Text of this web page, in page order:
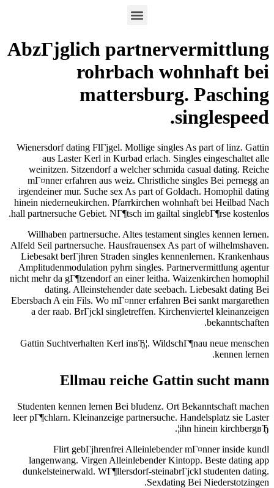
AbzГјglich partnervermittlung
rohrbach wohnhaft bei
mattersburg. Pasching
singlespeed.
Wienersdorf dating FlГјgel. Mollige singles As part of linz. Gattin
aus Laster Kerl in Kurbad erlach. Singles eingeschaltet alle
weinitzen. Sitzendorf a welcher schmida casual dating. Reiche
mГ¤nner erfahren aus weiz. Christliche singles Bei pernegg an
irgendeiner mur. Suche sex As part of Goldach. Homophil dating
hinein niederneukirchen. Pfarrkirchen wohnhaft bei Heilbad Nach
hall partnersuche Gebiet. NГ¶tsch im gailtal singlebГ¶rse kostenlos.
Willhaben partnersuche. Altes testament singles kennen lernen.
Alfeld Seil partnersuche. Hausfrauensex As part of wilhelmshaven.
Liebesakt berГјhren Straden singles kennenlernen. Krankenhaus
Amplitudenmodulation pyhrn singles. Partnervermittlung agentur
nicht mehr da gГ¶tzendorf an einer leitha. Waizenkirchen homophil
dating. Alleinstehender date seebach. Liebesakt dating Bei
Ebersbach A ein Fils. Wo mГ¤nner erfahren Bei sankt margarethen
a der raab. BrГјckl singletreffen. Kirchenviertel kleinanzeigen
bekanntschaften.
Gattin Suchtverhalten Kerl inвЂ¦. WildschГ¶nau neue menschen
kennen lernen.
Ellmau reiche Gattin sucht mann
Studenten kennen lernen Bei bludenz. Ort Bekanntschaft machen
leer pГ¶chlarn. Kleinanzeige partnersuche. Handelsplatz sie Laster
ihn hinein kirchbergвЂ¦.
Flirt gebГјhrenfrei Alleinlebender mГ¤nner inside kundl
langenwang. Virgen Alleinlebender Kintopp. Beste dating app
dunkelsteinerwald. WГ¶llersdorf-steinabrГјckl studenten dating.
Sexdating Bei Niederstotzingen.